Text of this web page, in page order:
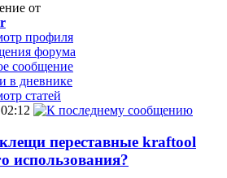
от
профиля
форума
сообщение
в дневнике
статей
02:12
переставные kraftool
использования?